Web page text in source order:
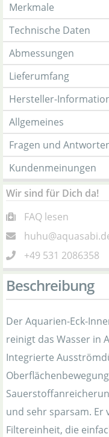
Merkmale
Technische Daten
Abmessungen
Lieferumfang
Hersteller-
Allgemeines
Fragen und
Kundenmeinungen
Wir sind für Dich da!
FAQ lesen
+49 531 2086358
Beschreibung
Der Aquarien-Eck-
reinigt das Wasser in
Integrierte
und sehr sparsam. Er
Filtereinheit, die